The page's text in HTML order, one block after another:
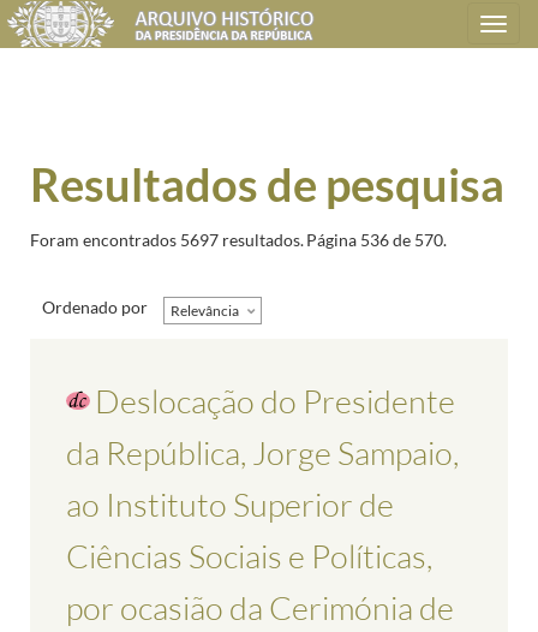
Toggle
navigation
Resultados de pesquisa
Foram encontrados 5697 resultados.Página 536 de 570.
Ordenado por Relevância
Deslocação do Presidente
da República, Jorge Sampaio,
ao Instituto Superior de
Ciências Sociais e Políticas,
por ocasião da Cerimónia de